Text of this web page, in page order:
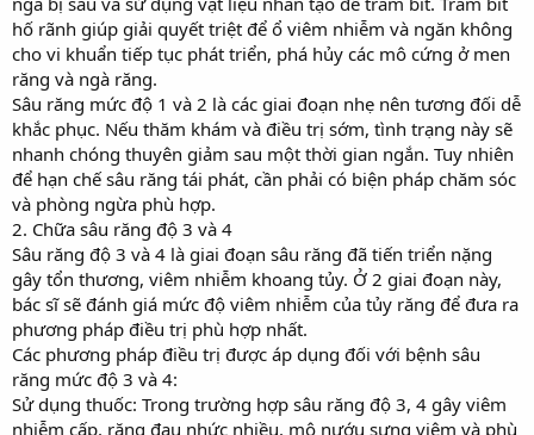
hố rãnh giúp giải quyết triệt để ổ viêm nhiễm và ngăn không
cho vi khuẩn tiếp tục phát triển, phá hủy các mô cứng ở men
răng và ngà răng.
Sâu răng mức độ 1 và 2 là các giai đoạn nhẹ nên tương đối dễ
khắc phục. Nếu thăm khám và điều trị sớm, tình trạng này sẽ
nhanh chóng thuyên giảm sau một thời gian ngắn. Tuy nhiên
để hạn chế sâu răng tái phát, cần phải có biện pháp chăm sóc
và phòng ngừa phù hợp.
2. Chữa sâu răng độ 3 và 4
Sâu răng độ 3 và 4 là giai đoạn sâu răng đã tiến triển nặng
gây tổn thương, viêm nhiễm khoang tủy. Ở 2 giai đoạn này,
bác sĩ sẽ đánh giá mức độ viêm nhiễm của tủy răng để đưa ra
phương pháp điều trị phù hợp nhất.
Các phương pháp điều trị được áp dụng đối với bệnh sâu
răng mức độ 3 và 4:
Sử dụng thuốc: Trong trường hợp sâu răng độ 3, 4 gây viêm
nhiễm cấp, răng đau nhức nhiều, mô nướu sưng viêm và phù